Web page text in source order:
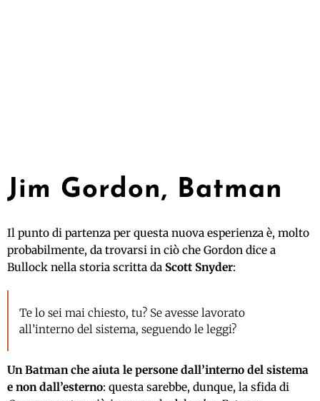
Jim Gordon, Batman
Il punto di partenza per questa nuova esperienza è, molto
probabilmente, da trovarsi in ciò che Gordon dice a
Bullock nella storia scritta da Scott Snyder:
Te lo sei mai chiesto, tu? Se avesse lavorato
all’interno del sistema, seguendo le leggi?
Un Batman che aiuta le persone dall’interno del sistema
e non dall’esterno: questa sarebbe, dunque, la sfida di